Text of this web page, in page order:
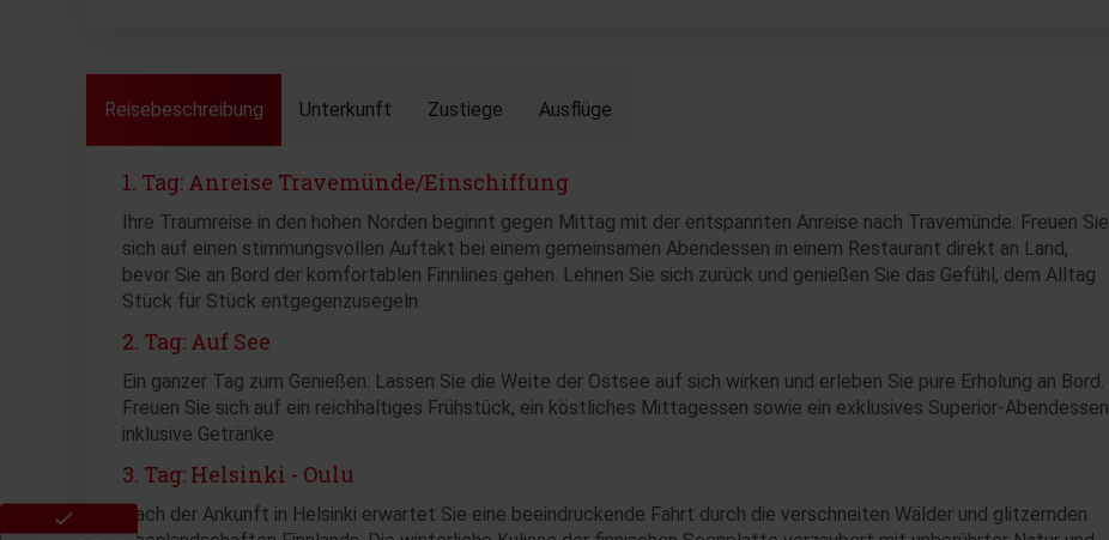
Reisebeschreibung Unterkunft Zustiege Ausflüge
1. Tag: Anreise Travemünde/Einschiffung
Ihre Traumreise in den hohen Norden beginnt gegen Mittag mit der entspannten Anreise nach Travemünde. Freuen Sie
sich auf einen stimmungsvollen Auftakt bei einem gemeinsamen Abendessen in einem Restaurant direkt an Land,
bevor Sie an Bord der komfortablen Finnlines gehen. Lehnen Sie sich zurück und genießen Sie das Gefühl, dem Alltag
Stück für Stück entgegenzusegeln.
2. Tag: Auf See
Ein ganzer Tag zum Genießen: Lassen Sie die Weite der Ostsee auf sich wirken und erleben Sie pure Erholung an Bord.
Freuen Sie sich auf ein reichhaltiges Frühstück, ein köstliches Mittagessen sowie ein exklusives Superior-Abendessen
inklusive Getränke
3. Tag: Helsinki - Oulu
Nach der Ankunft in Helsinki erwartet Sie eine beeindruckende Fahrt durch die verschneiten Wälder und glitzernden